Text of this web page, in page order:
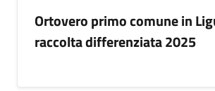
Ortovero primo comune in
raccolta differenziata 2025